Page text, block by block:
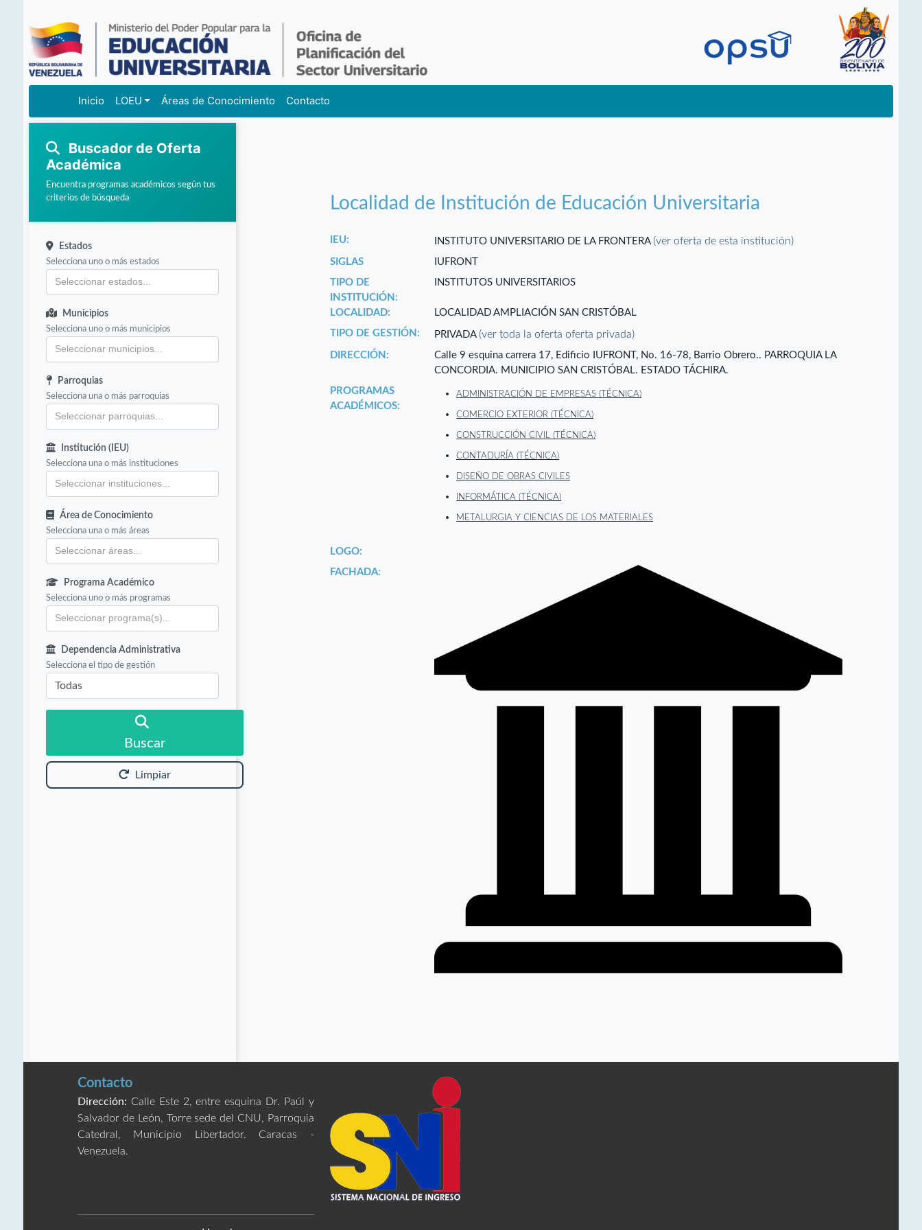
Inicio LOEU Áreas de Conocimiento Contacto
Buscador de Oferta
Académica
Encuentra programas académicos según tus
criterios de búsqueda
Estados
Selecciona uno o más estados
Municipios
Selecciona uno o más municipios
Parroquias
Selecciona una o más parroquias
Institución (IEU)
Selecciona una o más instituciones
Área de Conocimiento
Selecciona una o más áreas
Programa Académico
Selecciona uno o más programas
Dependencia Administrativa
Selecciona el tipo de gestión
Buscar
Limpiar
Localidad de Institución de Educación Universitaria
IEU: INSTITUTO UNIVERSITARIO DE LA FRONTERA(ver oferta de esta institución)
SIGLAS
IUFRONT
TIPO DE
INSTITUCIÓN:
INSTITUTOS UNIVERSITARIOS
LOCALIDAD:
LOCALIDAD AMPLIACIÓN SAN CRISTÓBAL
TIPO DE GESTIÓN:
PRIVADA(ver toda la oferta oferta privada)
DIRECCIÓN:
Calle 9 esquina carrera 17, Edificio IUFRONT, No. 16-78, Barrio Obrero.. PARROQUIA LA
CONCORDIA. MUNICIPIO SAN CRISTÓBAL. ESTADO TÁCHIRA.
PROGRAMAS
ACADÉMICOS:
ADMINISTRACIÓN DE EMPRESAS (TÉCNICA)
COMERCIO EXTERIOR (TÉCNICA)
CONSTRUCCIÓN CIVIL (TÉCNICA)
CONTADURÍA (TÉCNICA)
DISEÑO DE OBRAS CIVILES
INFORMÁTICA (TÉCNICA)
METALURGIA Y CIENCIAS DE LOS MATERIALES
LOGO:
FACHADA:
Contacto
Dirección: Calle Este 2, entre esquina Dr. Paúl y
Salvador de León, Torre sede del CNU, Parroquia
Catedral, Municipio Libertador. Caracas -
Venezuela.